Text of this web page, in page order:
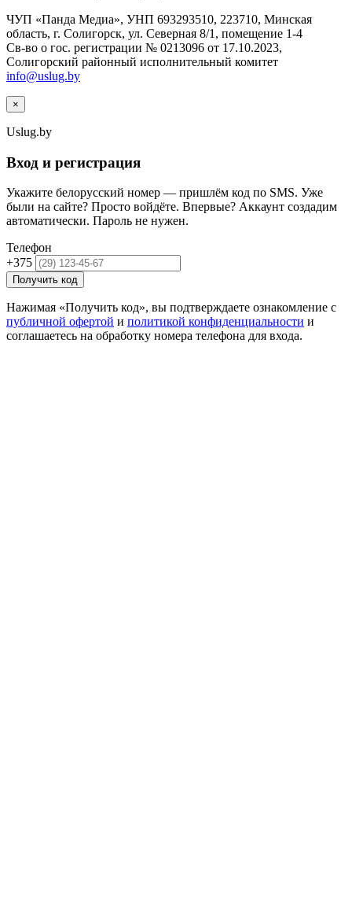
ЧУП «Панда Медиа», УНП 693293510, 223710, Минская
область, г. Солигорск, ул. Северная 8/1, помещение 1-4
Св-во о гос. регистрации № 0213096 от 17.10.2023,
Солигорский районный исполнительный комитет
info@uslug.by
×
Uslug.by
Вход и регистрация
Укажите белорусский номер — пришлём код по SMS. Уже
были на сайте? Просто войдёте. Впервые? Аккаунт создадим
автоматически. Пароль не нужен.
Телефон
+375
Получить код
Нажимая «Получить код», вы подтверждаете ознакомление с
публичной офертой и политикой конфиденциальности и
соглашаетесь на обработку номера телефона для входа.